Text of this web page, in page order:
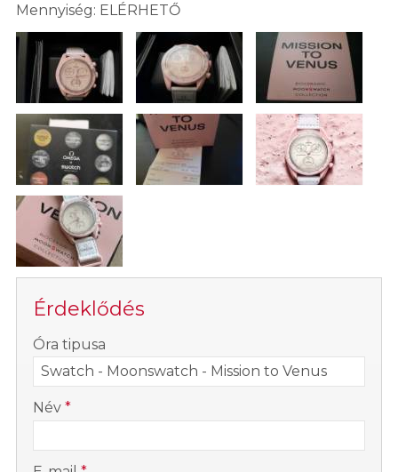
Mennyiség: ELÉRHETŐ
Érdeklődés
Óra tipusa
Név *